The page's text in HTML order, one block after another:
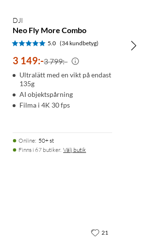
DJI
Neo Fly More Combo
5.0 (34 kundbetyg)
3 149:-3 799:-
Ultralätt med en vikt på endast
135g
AI objektspårning
Filma i 4K 30 fps
Online: 50+ st
Finns i 67 butiker. Välj butik
21